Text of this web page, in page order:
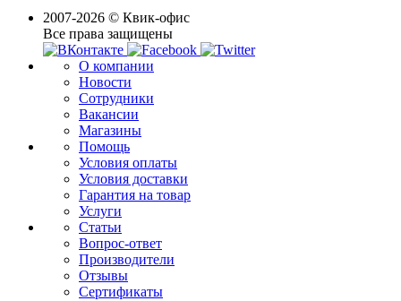
2007-2026 © Квик-офис
Все права защищены
О компании
Новости
Сотрудники
Вакансии
Магазины
Помощь
Условия оплаты
Условия доставки
Гарантия на товар
Услуги
Статьи
Вопрос-ответ
Производители
Отзывы
Сертификаты